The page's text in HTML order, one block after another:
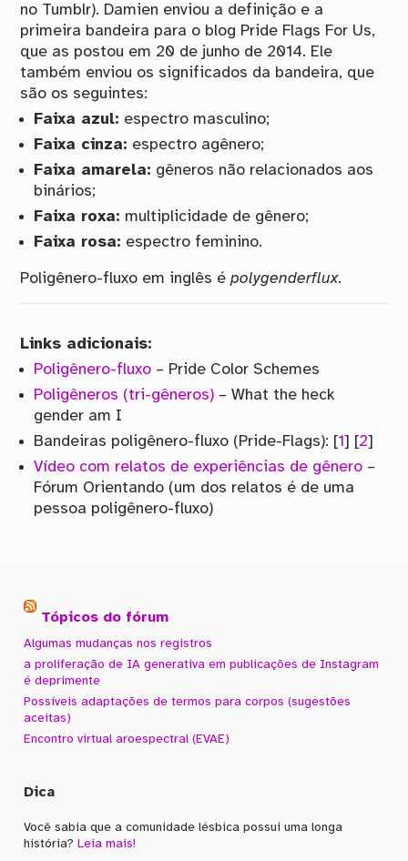
no Tumblr). Damien enviou a definição e a
primeira bandeira para o blog Pride Flags For Us,
que as postou em 20 de junho de 2014. Ele
também enviou os significados da bandeira, que
são os seguintes:
Faixa azul: espectro masculino;
Faixa cinza: espectro agênero;
Faixa amarela: gêneros não relacionados aos
binários;
Faixa roxa: multiplicidade de gênero;
Faixa rosa: espectro feminino.
Poligênero-fluxo em inglês épolygenderflux.
Links adicionais:
Poligênero-fluxo – Pride Color Schemes
Poligêneros (tri-gêneros) – What the heck
gender am I
Bandeiras poligênero-fluxo (Pride-Flags): [1] [2]
Vídeo com relatos de experiências de gênero –
Fórum Orientando (um dos relatos é de uma
pessoa poligênero-fluxo)
Tópicos do fórum
Algumas mudanças nos registros
a proliferação de IA generativa em publicações de Instagram
é deprimente
Possíveis adaptações de termos para corpos (sugestões
aceitas)
Encontro virtual aroespectral (EVAE)
Dica
Você sabia que a comunidade lésbica possui uma longa
história? Leia mais!